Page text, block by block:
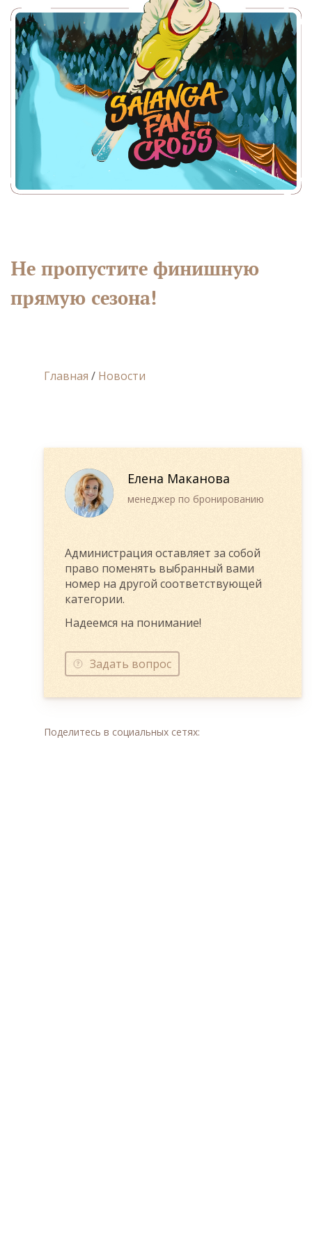
Не пропустите финишную
прямую сезона!
Главная / Новости
Елена Маканова
менеджер по бронированию
Администрация оставляет за собой
право поменять выбранный вами
номер на другой соответствующей
категории.
Надеемся на понимание!
Задать вопрос
Поделитесь в социальных сетях: